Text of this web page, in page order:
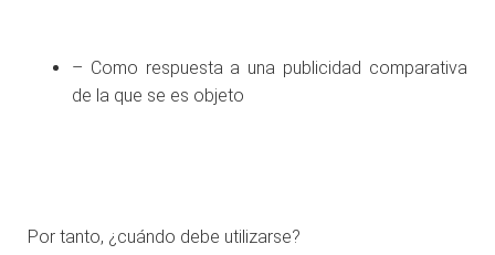
– Como respuesta a una publicidad comparativa
de la que se es objeto
Por tanto, ¿cuándo debe utilizarse?